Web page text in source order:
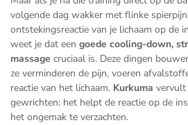
volgende dag wakker met flinke
ontstekingsreactie van je lichaam op de
weet je dat een goede cooling-down,
massage cruciaal is. Deze dingen
ze verminderen de pijn, voeren
reactie van het lichaam. Kurkuma vervult
gewrichten: het helpt de reactie op de
het ongemak te verzachten.